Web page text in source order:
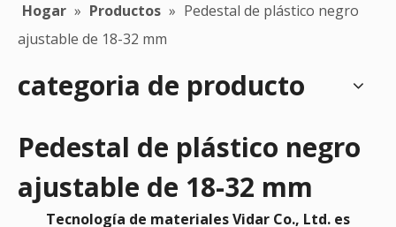
Hogar » Productos » Pedestal de plástico negro
ajustable de 18-32 mm
categoria de producto
Pedestal de plástico negro
ajustable de 18-32 mm
Tecnología de materiales Vidar Co., Ltd. es